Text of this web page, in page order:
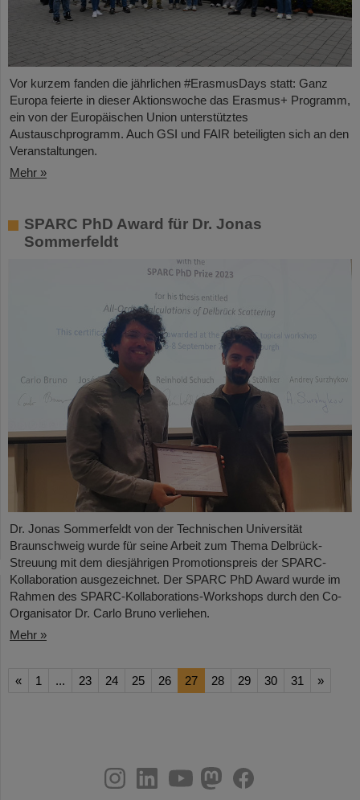
Vor kurzem fanden die jährlichen #ErasmusDays statt: Ganz
Europa feierte in dieser Aktionswoche das Erasmus+ Programm,
ein von der Europäischen Union unterstütztes
Austauschprogramm. Auch GSI und FAIR beteiligten sich an den
Veranstaltungen.
Mehr »
SPARC PhD Award für Dr. Jonas
Sommerfeldt
Dr. Jonas Sommerfeldt von der Technischen Universität
Braunschweig wurde für seine Arbeit zum Thema Delbrück-
Streuung mit dem diesjährigen Promotionspreis der SPARC-
Kollaboration ausgezeichnet. Der SPARC PhD Award wurde im
Rahmen des SPARC-Kollaborations-Workshops durch den Co-
Organisator Dr. Carlo Bruno verliehen.
Mehr »
« 1 ... 23 24 25 26 27 28 29 30 31 »
youtube
helmholtz.social
facebook